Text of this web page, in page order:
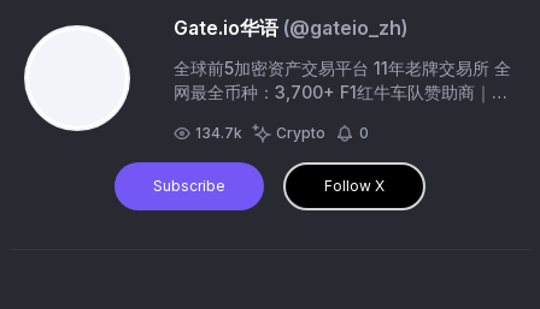
Gate.io华语(@gateio_zh)
全球前5加密资产交易平台 11年老牌交易所 全
网最全币种：3,700+ F1红牛车队赞助商｜国
$10,000：https://t.co/pxJLu396hI 官方中
文社群：https://t.co/vmelqFnwqC
#Gateio #GT #BTC #比特币 #Web3
134.7k Crypto 0
Subscribe Follow X